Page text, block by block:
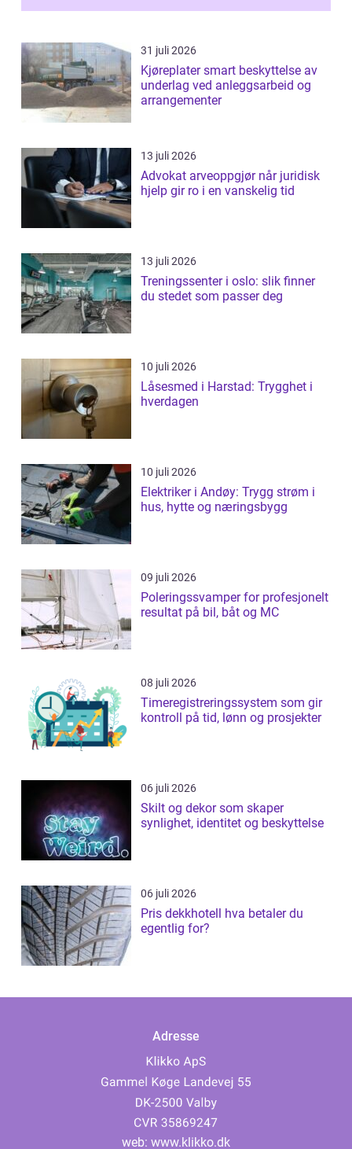
31 juli 2026
Kjøreplater smart beskyttelse av
underlag ved anleggsarbeid og
arrangementer
13 juli 2026
Advokat arveoppgjør når juridisk
hjelp gir ro i en vanskelig tid
13 juli 2026
Treningssenter i oslo: slik finner
du stedet som passer deg
10 juli 2026
Låsesmed i Harstad: Trygghet i
hverdagen
10 juli 2026
Elektriker i Andøy: Trygg strøm i
hus, hytte og næringsbygg
09 juli 2026
Poleringssvamper for profesjonelt
resultat på bil, båt og MC
08 juli 2026
Timeregistreringssystem som gir
kontroll på tid, lønn og prosjekter
06 juli 2026
Skilt og dekor som skaper
synlighet, identitet og beskyttelse
06 juli 2026
Pris dekkhotell hva betaler du
egentlig for?
Adresse
web: www.klikko.dk